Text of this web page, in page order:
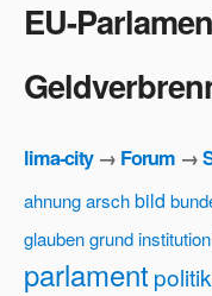
EU-
lima-city→ Forum →
ahnungarschbild
glaubengrundinstitution
parlament